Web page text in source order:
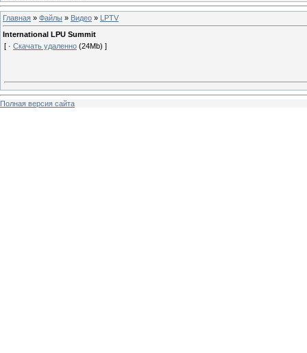
Главная » Файлы » Видео » LPTV
International LPU Summit
[ · Скачать удаленно (24Mb) ]
Полная версия сайта